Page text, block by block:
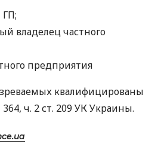
ГП;
владелец частного
предприятия
квалифицированы
364, ч. 2 ст. 209 УК Украины.